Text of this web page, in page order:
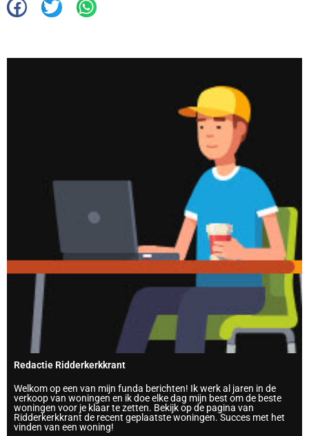
Redactie Ridderkerkkrant
Welkom op een van mijn funda berichten! Ik werk al jaren in de
verkoop van woningen en ik doe elke dag mijn best om de beste
woningen voor je klaar te zetten. Bekijk op de pagina van
Ridderkerkkrant de recent geplaatste woningen. Succes met het
vinden van een woning!